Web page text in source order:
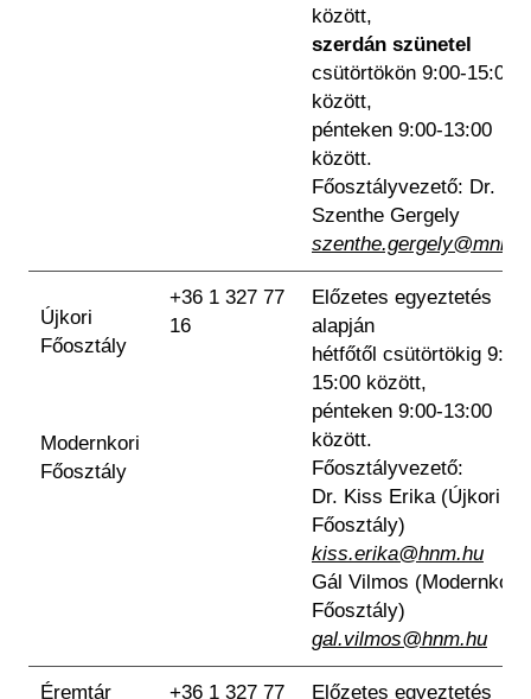
között,
szerdán szünetel
csütörtökön 9:00-15:00
között,
pénteken 9:00-13:00
között.
Főosztályvezető: Dr.
Szenthe Gergely
Újkori
Főosztály
Modernkori
Főosztály
+36 1 327 77
16
Előzetes egyeztetés
alapján
hétfőtől csütörtökig 9:00-
15:00 között,
pénteken 9:00-13:00
között.
Főosztályvezető:
Dr. Kiss Erika (Újkori
Főosztály)
kiss.erika@hnm.hu
Gál Vilmos (Modernkori
Főosztály)
gal.vilmos@hnm.hu
Éremtár
+36 1 327 77
Előzetes egyeztetés